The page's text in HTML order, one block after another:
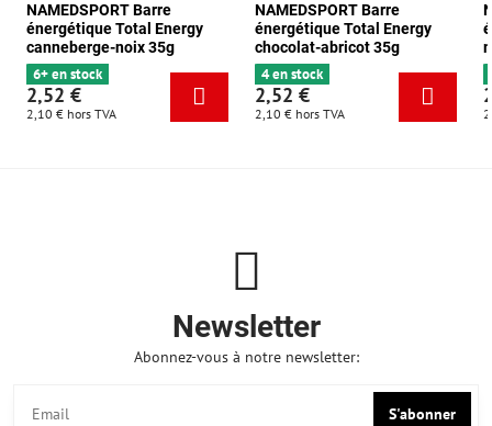
NAMEDSPORT Barre
énergétique Total Energy
canneberge-noix 35g
6+ en stock
2,52 €
2,10 € hors TVA
NAMEDSPORT Barre
énergétique Total Energy
chocolat-abricot 35g
4 en stock
2,52 €
2,10 € hors TVA
Newsletter
Abonnez-vous à notre newsletter:
S'abonner